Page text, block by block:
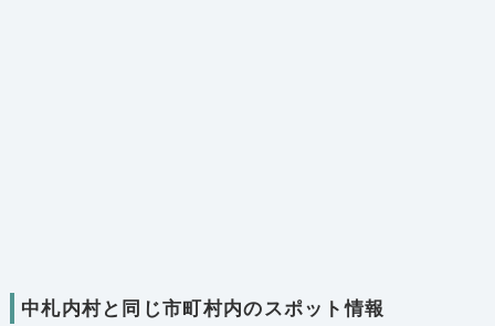
中札内村と同じ市町村内のスポット情報